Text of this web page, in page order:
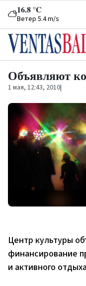
16.8 °C
Ветер 5.4 m/s
Объявляют
1 мая, 12:43, 2010|
Центр культуры
финансирование
и активного